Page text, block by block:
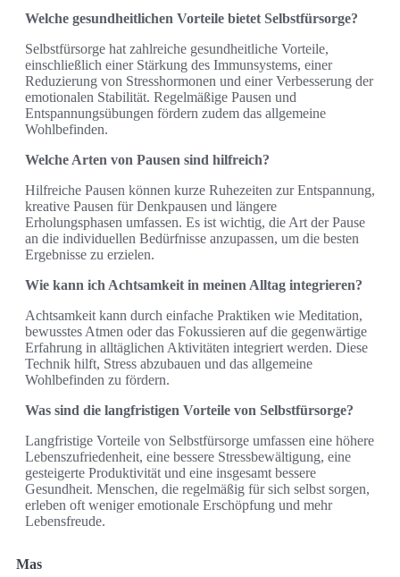
Welche gesundheitlichen Vorteile bietet Selbstfürsorge?
Selbstfürsorge hat zahlreiche gesundheitliche Vorteile,
einschließlich einer Stärkung des Immunsystems, einer
Reduzierung von Stresshormonen und einer Verbesserung der
emotionalen Stabilität. Regelmäßige Pausen und
Entspannungsübungen fördern zudem das allgemeine
Wohlbefinden.
Welche Arten von Pausen sind hilfreich?
Hilfreiche Pausen können kurze Ruhezeiten zur Entspannung,
kreative Pausen für Denkpausen und längere
Erholungsphasen umfassen. Es ist wichtig, die Art der Pause
an die individuellen Bedürfnisse anzupassen, um die besten
Ergebnisse zu erzielen.
Wie kann ich Achtsamkeit in meinen Alltag integrieren?
Achtsamkeit kann durch einfache Praktiken wie Meditation,
bewusstes Atmen oder das Fokussieren auf die gegenwärtige
Erfahrung in alltäglichen Aktivitäten integriert werden. Diese
Technik hilft, Stress abzubauen und das allgemeine
Wohlbefinden zu fördern.
Was sind die langfristigen Vorteile von Selbstfürsorge?
Langfristige Vorteile von Selbstfürsorge umfassen eine höhere
Lebenszufriedenheit, eine bessere Stressbewältigung, eine
gesteigerte Produktivität und eine insgesamt bessere
Gesundheit. Menschen, die regelmäßig für sich selbst sorgen,
erleben oft weniger emotionale Erschöpfung und mehr
Lebensfreude.
Mas